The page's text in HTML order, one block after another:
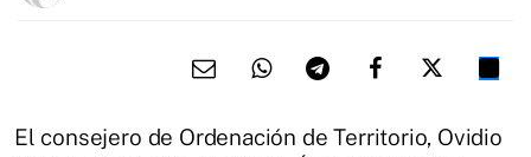
El consejero de Ordenación de Territorio, Ovidio